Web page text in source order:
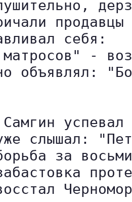
себя:
матросов" -
объявлял:
слышал:
за